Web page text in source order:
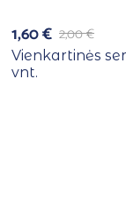
2,00€
1,60€
Vienkartinės
vnt.